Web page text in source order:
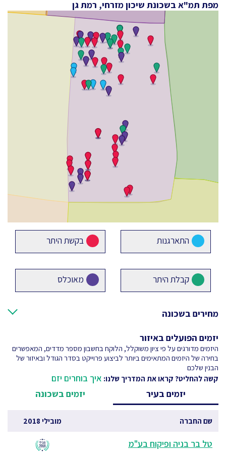
מפת תמ"א בשכונת שיכון מזרחי, רמת גן
התארגנות בקשת היתר
קבלת היתר מאוכלס
מחירים בשכונה
יזמים הפועלים באיזור
היזמים מדורגים על פי ציון משוקלל, הלוקח בחשבון מספר מדדים, המאפשרים
בחירה של היזמים המתאימים ביותר לביצוע פרוייקט בסדר הגודל ובאיזור של
הבנין שלכם
קשה להחליט? קראו את המדריך שלנו: איך בוחרים יזם
יזמים בעיר
יזמים בשכונה
שם החברה מובילי 2018
טל בר בניה ופיקוח בע"מ